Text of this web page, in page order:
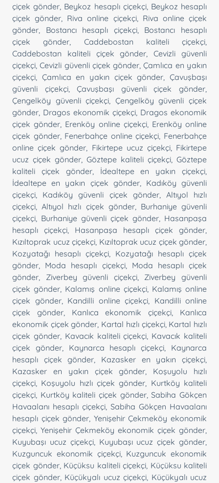
çiçek gönder Beykoz hesaplı çiçekçi, Beykoz hesaplı
çiçek gönder
Riva online çiçekçi, Riva online çiçek
gönder
Bostancı hesaplı çiçekçi, Bostancı hesaplı
çiçek gönder
Caddebostan kaliteli çiçekçi
Caddebostan kaliteli çiçek gönder ,Cevizli güvenli
çiçekçi ,Cevizli güvenli çiçek gönder ,Çamlıca en yakın
çiçekçi
Çamlıca en yakın çiçek gönder ,Çavuşbaşı
güvenli çiçekçi,Çavuşbaşı güvenli çiçek gönder
Çengelköy güvenli çiçekçi
Çengelköy güvenli çiçek
gönder Dragos ekonomik çiçekçi Dragos ekonomik
çiçek gönder Erenköy online çiçekçi, Erenköy online
çiçek gönder, Fenerbahçe online çiçekçi Fenerbahçe
online çiçek gönder
Fikirtepe ucuz çiçekçi, Fikirtepe
ucuz çiçek gönder Göztepe kaliteli çiçekçi Göztepe
kaliteli çiçek gönder, İdealtepe en yakın çiçekçi
İdealtepe en yakın çiçek gönder, Kadıköy güvenli
çiçekçi
Kadıköy güvenli çiçek gönder, Altıyol hızlı
çiçekçi ,Altıyol hızlı çiçek gönder, Burhaniye güvenli
çiçekçi Burhaniye güvenli çiçek gönder Hasanpaşa
hesaplı çiçekçi
Hasanpaşa hesaplı çiçek gönder
Kızıltoprak ucuz çiçekçi Kızıltoprak ucuz çiçek gönder
Kozyatağı hesaplı çiçekçi
Kozyatağı hesaplı çiçek
gönder
Moda hesaplı çiçekçi, Moda hesaplı çiçek
gönder
Ziverbey güvenli çiçekçi, Ziverbey güvenli
çiçek gönder Kalamış online çiçekçi, Kalamış online
çiçek gönder, Kandilli online çiçekçi
Kandilli online
çiçek gönder, Kanlıca ekonomik çiçekçi
Kanlıca
ekonomik çiçek gönder Kartal hızlı çiçekçi, Kartal hızlı
çiçek gönder, Kavacık kaliteli çiçekçi Kavacık kaliteli
çiçek gönder, Kaynarca hesaplı çiçekçi
Kaynarca
hesaplı çiçek gönder
Kazasker en yakın çiçekçi
Kazasker en yakın çiçek gönder
Koşuyolu hızlı
çiçekçi Koşuyolu hızlı çiçek gönder
Kurtköy kaliteli
çiçekçi Kurtköy kaliteli çiçek gönder,Sabiha Gökçen
Havaalanı hesaplı çiçekçi Sabiha Gökçen Havaalanı
hesaplı çiçek gönder Yenişehir Çekmeköy ekonomik
çiçekçi Yenişehir Çekmeköy ekonomik çiçek gönder
Kuyubaşı ucuz çiçekçi, Kuyubaşı ucuz çiçek gönder
Kuzguncuk ekonomik çiçekçi, Kuzguncuk ekonomik
çiçek gönder, Küçüksu kaliteli çiçekçi Küçüksu kaliteli
çiçek gönder, Küçükyalı ucuz çiçekçi Küçükyalı ucuz